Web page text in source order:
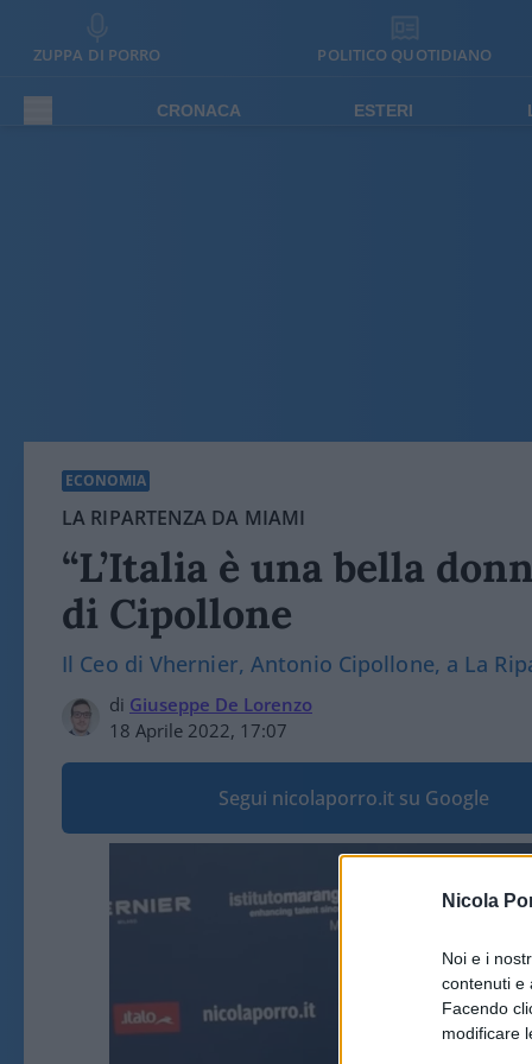
Nicola
Noi e i
contenuti e
Facendo
modificare
ZUPPA DI PORRO POLITICO QUOTIDIANO
CRONACA ESTERI
ECONOMIA
LA RIPARTENZA DA MIAMI
“L’Italia è una bella
di Cipollone
Il Ceo di Vhernier, Antonio Cipollone, a La
di Giuseppe De Lorenzo
18 Aprile 2022, 17:07
Segui nicolaporro.it su Google